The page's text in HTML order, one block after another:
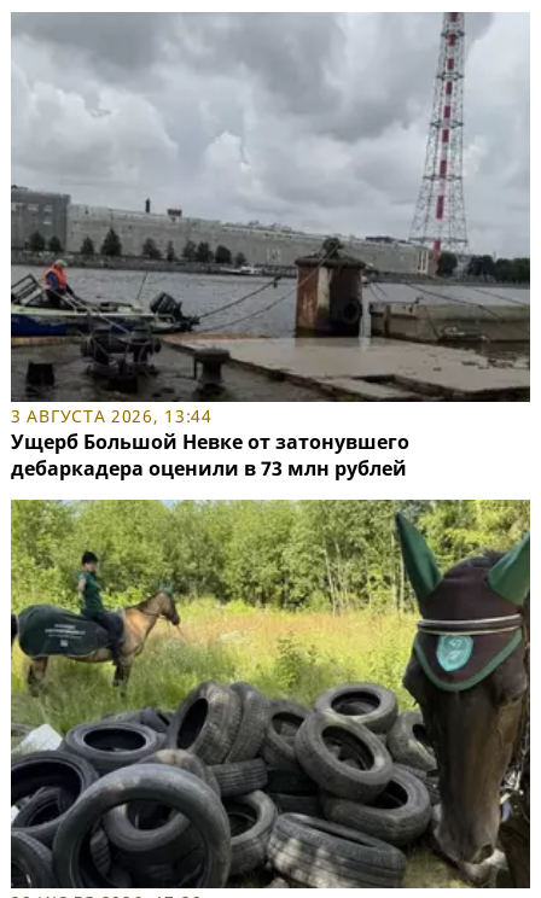
3 АВГУСТА 2026, 13:44
Ущерб Большой Невке от затонувшего
дебаркадера оценили в 73 млн рублей